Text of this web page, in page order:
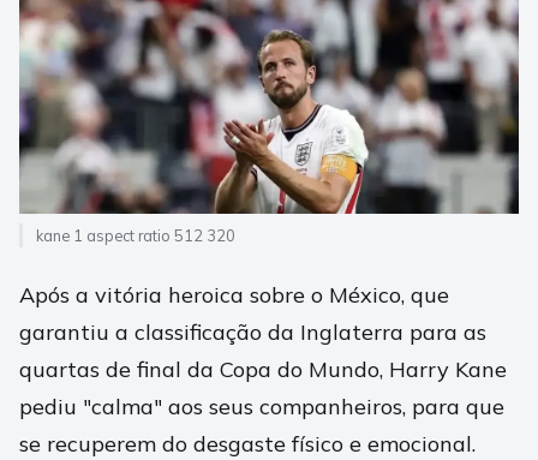
kane 1 aspect ratio 512 320
Após a vitória heroica sobre o México, que
garantiu a classificação da Inglaterra para as
quartas de final da Copa do Mundo, Harry Kane
pediu "calma" aos seus companheiros, para que
se recuperem do desgaste físico e emocional.